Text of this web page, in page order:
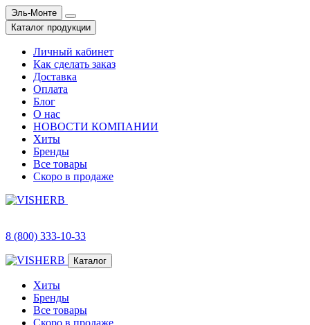
Эль-Монте
Каталог продукции
Личный кабинет
Как сделать заказ
Доставка
Оплата
Блог
О нас
НОВОСТИ КОМПАНИИ
Хиты
Бренды
Все товары
Скоро в продаже
8 (800) 333-10-33
Каталог
Хиты
Бренды
Все товары
Скоро в продаже